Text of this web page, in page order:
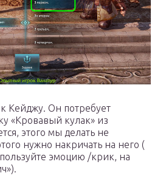
Кейджу. Он потребует
«Кровавый кулак» из
этого мы делать не
нужно накричать на него (
эмоцию /крик, на